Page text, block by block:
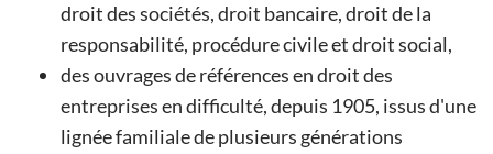
droit des sociétés, droit bancaire, droit de la
responsabilité, procédure civile et droit social,
des ouvrages de références en droit des
entreprises en difficulté, depuis 1905, issus d'une
lignée familiale de plusieurs générations